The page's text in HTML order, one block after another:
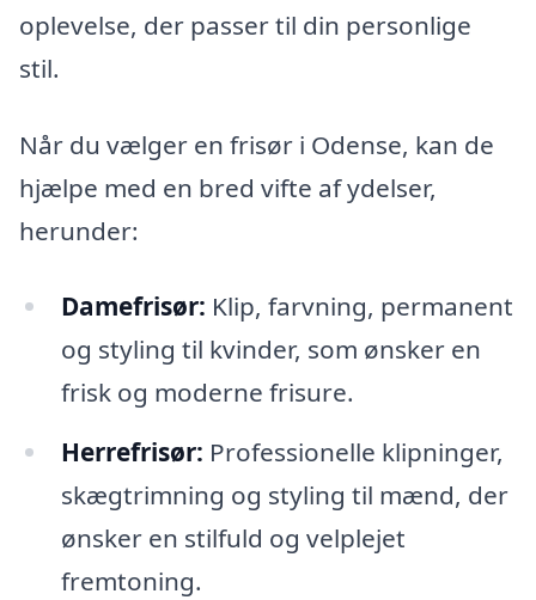
oplevelse, der passer til din personlige
stil.
Når du vælger en frisør i Odense, kan de
hjælpe med en bred vifte af ydelser,
herunder:
Damefrisør: Klip, farvning, permanent
og styling til kvinder, som ønsker en
frisk og moderne frisure.
Herrefrisør: Professionelle klipninger,
skægtrimning og styling til mænd, der
ønsker en stilfuld og velplejet
fremtoning.